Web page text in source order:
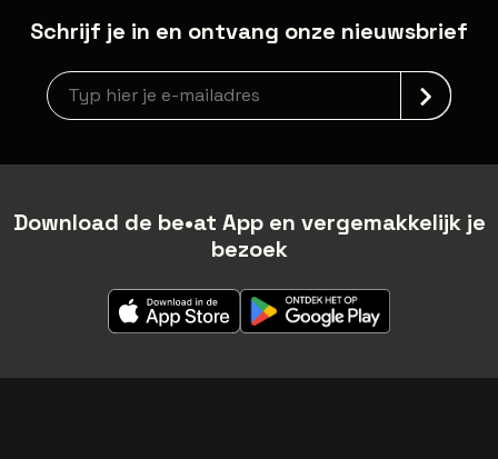
Schrijf je in en ontvang onze nieuwsbrief
Nieuwsbrief aanmelding
Download de be•at App en vergemakkelijk je
bezoek